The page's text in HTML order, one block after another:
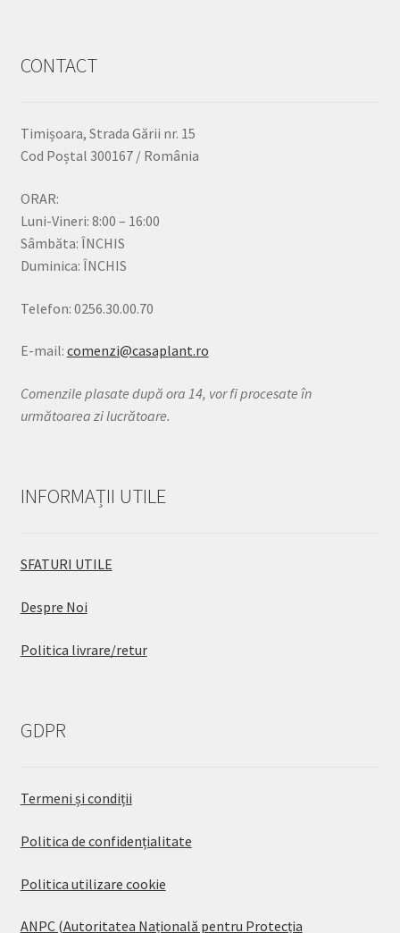
CONTACT
Timișoara, Strada Gării nr. 15
Cod Poștal 300167 / România
ORAR:
Luni-Vineri: 8:00 – 16:00
Sâmbăta: ÎNCHIS
Duminica: ÎNCHIS
Telefon: 0256.30.00.70
E-mail: comenzi@casaplant.ro
Comenzile plasate după ora 14, vor fi procesate în
următoarea zi lucrătoare.
INFORMAȚII UTILE
SFATURI UTILE
Despre Noi
Politica livrare/retur
GDPR
Termeni și condiții
Politica de confidențialitate
Politica utilizare cookie
ANPC (Autoritatea Națională pentru Protecția